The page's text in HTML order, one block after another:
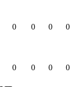
0 0 0 0
0 0 0 0